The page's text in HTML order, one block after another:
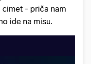
cimet - priča nam
ide na misu.